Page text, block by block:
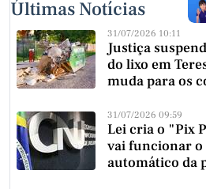
Últimas Notícias
31/07/2026 10:11
Justiça
do lixo em
muda para os
31/07/2026 09:59
Lei cria o "Pix
vai funcionar o
automático da